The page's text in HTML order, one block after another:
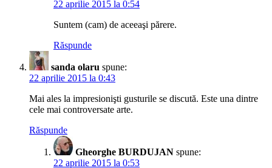
22 aprilie 2015 la 0:54
Suntem (cam) de aceeaşi părere.
Răspunde
sanda olaru spune:
22 aprilie 2015 la 0:43
Mai ales la impresionişti gusturile se discută. Este una dintre
cele mai controversate arte.
Răspunde
Gheorghe BURDUJAN spune:
22 aprilie 2015 la 0:53